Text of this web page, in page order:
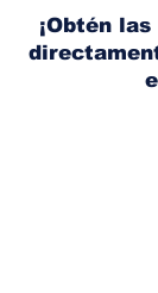
lugar
¡Obtén